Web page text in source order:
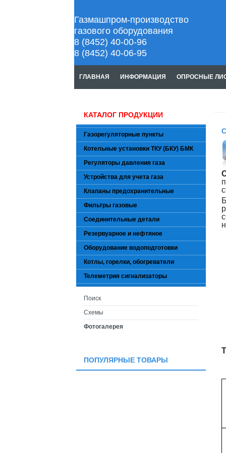
Газмашпром-производство
газового оборудования
8 (8452) 40-00-96
8 (8452) 40-06-95
ГЛАВНАЯ ИНФОРМАЦИЯ ОПРОСНЫЕ
КАТАЛОГ ПРОДУКЦИИ
Газорегуляторные пункты
Котельные установки ТКУ (БКУ) БМК
Регуляторы давления газа
Устройства для учета газа
Клапаны предохранительные
Фильтры газовые
Соединительные детали
Резервуарное и нефтяное
Оборудование водоподготовки
Котлы, горелки, обогреватели
Телеметрия сигнализаторы
Поиск
Схемы
Фотогалерея
ПОПУЛЯРНЫЕ ТОВАРЫ